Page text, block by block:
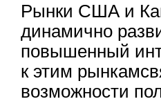
Рынки США и
динамично
повышенный
к этим
возможности